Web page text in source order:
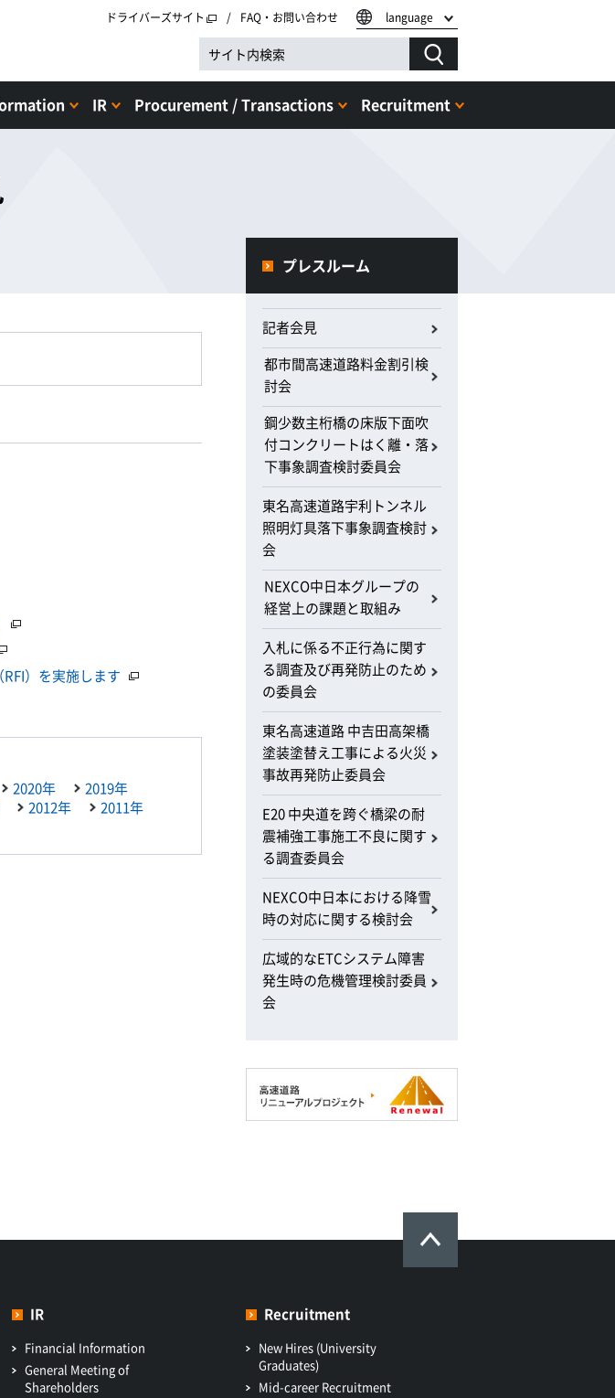
ドライバーズサイト FAQ・お問い合わせ language
IR Procurement / Transactions Recruitment
）を実施します
2020年
2019年
2012年
2011年
プレスルーム
記者会見
都市間高速道路料金割引検
討会
鋼少数主桁橋の床版下面吹
付コンクリートはく離・落
下事象調査検討委員会
東名高速道路宇利トンネル
照明灯具落下事象調査検討
会
NEXCO中日本グループの
経営上の課題と取組み
入札に係る不正行為に関す
る調査及び再発防止のため
の委員会
東名高速道路 中吉田高架橋
塗装塗替え工事による火災
事故再発防止委員会
E20 中央道を跨ぐ橋梁の耐
震補強工事施工不良に関す
る調査委員会
NEXCO中日本における降雪
時の対応に関する検討会
広域的なETCシステム障害
発生時の危機管理検討委員
会
IR
Financial Information
General Meeting of
Shareholders
Recruitment
New Hires (University
Graduates)
Mid-career Recruitment